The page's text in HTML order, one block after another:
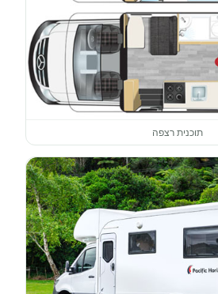
תוכנית רצפה